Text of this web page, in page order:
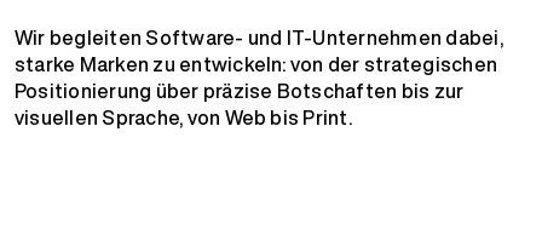
Wir begleiten Software- und IT-Unternehmen dabei,
starke Marken zu entwickeln: von der strategischen
Positionierung über präzise Botschaften bis zur
visuellen Sprache, von Web bis Print.